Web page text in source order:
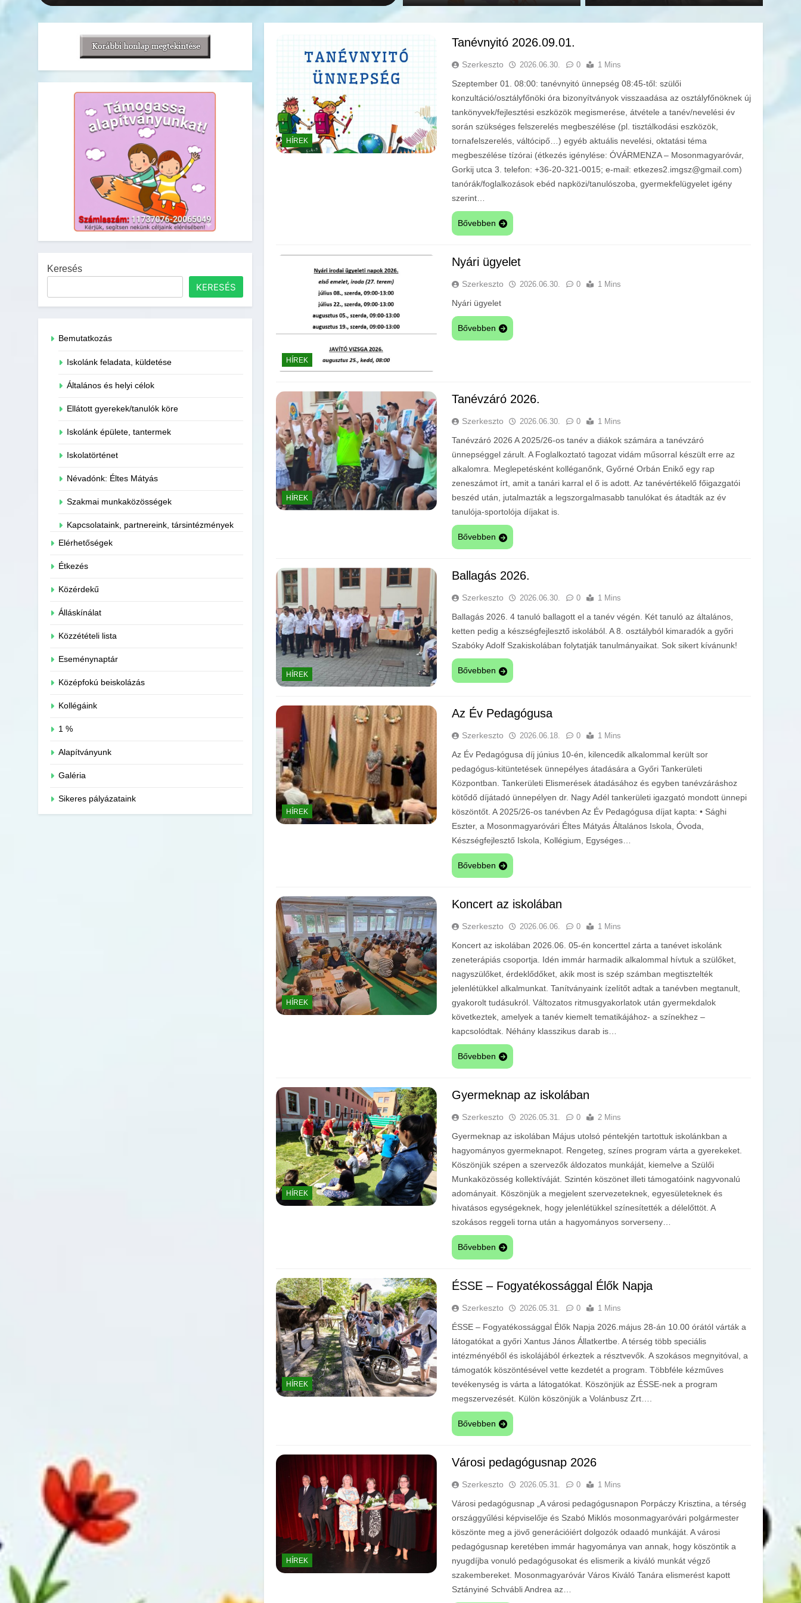
Keresés
KERESÉS
Bemutatkozás
Iskolánk feladata, küldetése
Általános és helyi célok
Ellátott gyerekek/tanulók köre
Iskolánk épülete, tantermek
Iskolatörténet
Névadónk: Éltes Mátyás
Szakmai munkaközösségek
Kapcsolataink, partnereink, társintézmények
Elérhetőségek
Étkezés
Közérdekű
Álláskínálat
Közzétételi lista
Eseménynaptár
Középfokú beiskolázás
Kollégáink
1 %
Alapítványunk
Galéria
Sikeres pályázataink
HÍREK
Tanévnyitó 2026.09.01.
Szerkeszto 2026.06.30. 0 1 Mins
Szeptember 01. 08:00: tanévnyitó ünnepség 08:45-től: szülői
konzultáció/osztályfőnöki óra bizonyítványok visszaadása az osztályfőnöknek új
tankönyvek/fejlesztési eszközök megismerése, átvétele a tanév/nevelési év
során szükséges felszerelés megbeszélése (pl. tisztálkodási eszközök,
tornafelszerelés, váltócipő…) egyéb aktuális nevelési, oktatási téma
megbeszélése tízórai (étkezés igénylése: ÓVÁRMENZA – Mosonmagyaróvár,
Gorkij utca 3. telefon: +36-20-321-0015; e-mail: etkezes2.imgsz@gmail.com)
tanórák/foglalkozások ebéd napközi/tanulószoba, gyermekfelügyelet igény
szerint…
Bővebben
HÍREK
Nyári ügyelet
Szerkeszto 2026.06.30. 0 1 Mins
Nyári ügyelet
Bővebben
HÍREK
Tanévzáró 2026.
Szerkeszto 2026.06.30. 0 1 Mins
Tanévzáró 2026 A 2025/26-os tanév a diákok számára a tanévzáró
ünnepséggel zárult. A Foglalkoztató tagozat vidám műsorral készült erre az
alkalomra. Meglepetésként kolléganőnk, Győrné Orbán Enikő egy rap
zeneszámot írt, amit a tanári karral el ő is adott. Az tanévértékelő főigazgatói
beszéd után, jutalmazták a legszorgalmasabb tanulókat és átadták az év
tanulója-sportolója díjakat is.
Bővebben
HÍREK
Ballagás 2026.
Szerkeszto 2026.06.30. 0 1 Mins
Ballagás 2026. 4 tanuló ballagott el a tanév végén. Két tanuló az általános,
ketten pedig a készségfejlesztő iskolából. A 8. osztályból kimaradók a győri
Szabóky Adolf Szakiskolában folytatják tanulmányaikat. Sok sikert kívánunk!
Bővebben
HÍREK
Az Év Pedagógusa
Szerkeszto 2026.06.18. 0 1 Mins
Az Év Pedagógusa díj június 10-én, kilencedik alkalommal került sor
pedagógus-kitüntetések ünnepélyes átadására a Győri Tankerületi
Központban. Tankerületi Elismerések átadásához és egyben tanévzáráshoz
kötődő díjátadó ünnepélyen dr. Nagy Adél tankerületi igazgató mondott ünnepi
köszöntőt. A 2025/26-os tanévben Az Év Pedagógusa díjat kapta: • Sághi
Eszter, a Mosonmagyaróvári Éltes Mátyás Általános Iskola, Óvoda,
Készségfejlesztő Iskola, Kollégium, Egységes…
Bővebben
HÍREK
Koncert az iskolában
Szerkeszto 2026.06.06. 0 1 Mins
Koncert az iskolában 2026.06. 05-én koncerttel zárta a tanévet iskolánk
zeneterápiás csoportja. Idén immár harmadik alkalommal hívtuk a szülőket,
nagyszülőket, érdeklődőket, akik most is szép számban megtisztelték
jelenlétükkel alkalmunkat. Tanítványaink ízelítőt adtak a tanévben megtanult,
gyakorolt tudásukról. Változatos ritmusgyakorlatok után gyermekdalok
következtek, amelyek a tanév kiemelt tematikájához- a színekhez –
kapcsolódtak. Néhány klasszikus darab is…
Bővebben
HÍREK
Gyermeknap az iskolában
Szerkeszto 2026.05.31. 0 2 Mins
Gyermeknap az iskolában Május utolsó péntekjén tartottuk iskolánkban a
hagyományos gyermeknapot. Rengeteg, színes program várta a gyerekeket.
Köszönjük szépen a szervezők áldozatos munkáját, kiemelve a Szülői
Munkaközösség kollektíváját. Szintén köszönet illeti támogatóink nagyvonalú
adományait. Köszönjük a megjelent szervezeteknek, egyesületeknek és
hivatásos egységeknek, hogy jelenlétükkel színesítették a délelőttöt. A
szokásos reggeli torna után a hagyományos sorverseny…
Bővebben
HÍREK
ÉSSE – Fogyatékossággal Élők Napja
Szerkeszto 2026.05.31. 0 1 Mins
ÉSSE – Fogyatékossággal Élők Napja 2026.május 28-án 10.00 órától várták a
látogatókat a győri Xantus János Állatkertbe. A térség több speciális
intézményéből és iskolájából érkeztek a résztvevők. A szokásos megnyitóval, a
támogatók köszöntésével vette kezdetét a program. Többféle kézműves
tevékenység is várta a látogatókat. Köszönjük az ÉSSE-nek a program
megszervezését. Külön köszönjük a Volánbusz Zrt….
Bővebben
HÍREK
Városi pedagógusnap 2026
Szerkeszto 2026.05.31. 0 1 Mins
Városi pedagógusnap „A városi pedagógusnapon Porpáczy Krisztina, a térség
országgyűlési képviselője és Szabó Miklós mosonmagyaróvári polgármester
köszönte meg a jövő generációiért dolgozók odaadó munkáját. A városi
pedagógusnap keretében immár hagyománya van annak, hogy köszöntik a
nyugdíjba vonuló pedagógusokat és elismerik a kiváló munkát végző
szakembereket. Mosonmagyaróvár Város Kiváló Tanára elismerést kapott
Sztányiné Schvábli Andrea az…